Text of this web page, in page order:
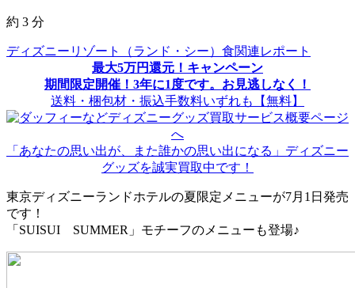
約 3 分
ディズニーリゾート（ランド・シー）食関連レポート
最大5万円還元！キャンペーン
期間限定開催！3年に1度です。お見逃しなく！
送料・梱包材・振込手数料いずれも【無料】
「あなたの思い出が、また誰かの思い出になる」ディズニー
グッズを誠実買取中です！
東京ディズニーランドホテルの夏限定メニューが7月1日発売
です！
「SUISUI SUMMER」モチーフのメニューも登場♪